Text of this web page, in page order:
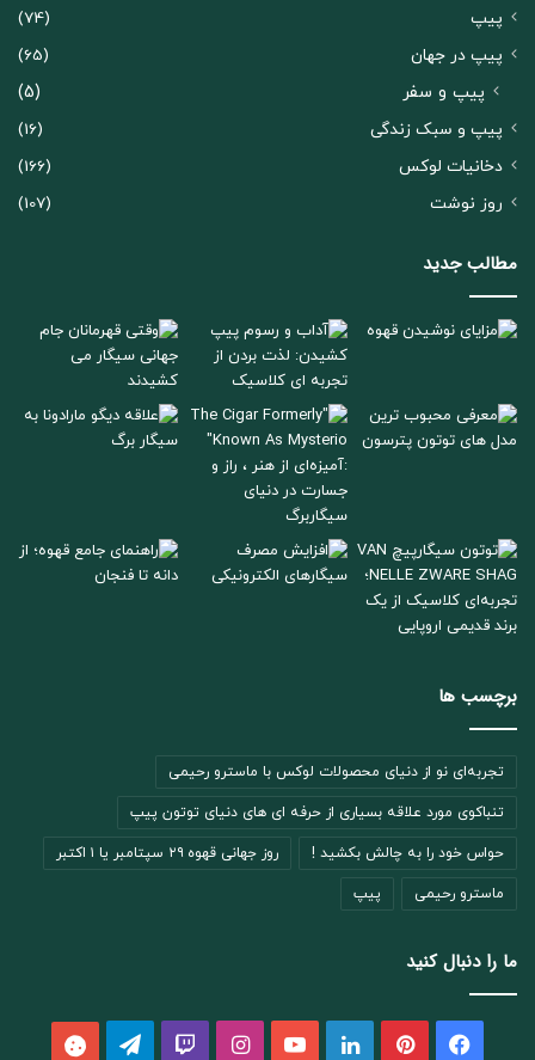
پیپ
(74)
پیپ در جهان
(65)
پیپ و سفر (5)
پیپ و سبک زندگی
(16)
دخانیات لوکس
(166)
روز نوشت
(107)
مطالب جدید
برچسب ها
تجربه‌ای نو از دنیای محصولات لوکس با ماسترو رحیمی
تنباکوی مورد علاقه بسیاری از حرفه ای های دنیای توتون پیپ
حواس خود را به چالش بکشید ! روز جهانی قهوه ۲۹ سپتامبر یا ۱ اکتبر
ماسترو رحیمی پیپ
ما را دنبال کنید
فیسبوکپینتریستلینکداین یوتیوب اینستاگرام
Twitch تلگرام